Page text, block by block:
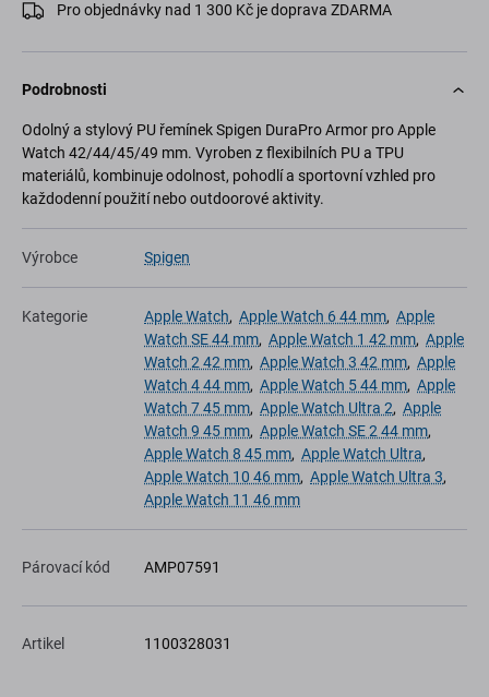
Pro objednávky nad 1 300 Kč je doprava ZDARMA
Podrobnosti
Odolný a stylový PU řemínek Spigen DuraPro Armor pro Apple
Watch 42/44/45/49 mm. Vyroben z flexibilních PU a TPU
materiálů, kombinuje odolnost, pohodlí a sportovní vzhled pro
každodenní použití nebo outdoorové aktivity.
Výrobce Spigen
Kategorie Apple Watch, Apple Watch 6 44 mm, Apple
Watch SE 44 mm, Apple Watch 1 42 mm, Apple
Watch 2 42 mm, Apple Watch 3 42 mm, Apple
Watch 4 44 mm, Apple Watch 5 44 mm, Apple
Watch 7 45 mm, Apple Watch Ultra 2, Apple
Watch 9 45 mm, Apple Watch SE 2 44 mm,
Apple Watch 8 45 mm, Apple Watch Ultra,
Apple Watch 10 46 mm, Apple Watch Ultra 3,
Apple Watch 11 46 mm
Párovací kód AMP07591
Artikel 1100328031